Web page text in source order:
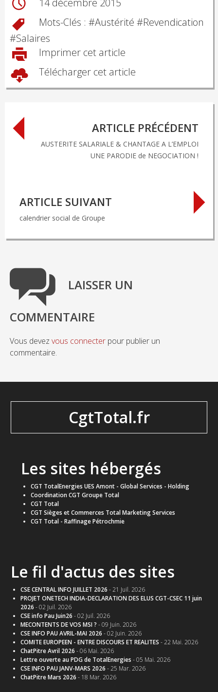
14 décembre 2015
Mots-Clés : #Austérité #Revendication
#Salaires
Imprimer cet article
Télécharger cet article
Post
navigation
ARTICLE PRÉCÉDENT
AUSTERITE SALARIALE & CHANTAGE A L’EMPLOI
UNE PARODIE de NEGOCIATION !
ARTICLE SUIVANT
calendrier social de Groupe
LAISSER UN
COMMENTAIRE
Vous devez vous connecter pour publier un
commentaire.
CgtTotal.fr
Les sites hébergés
CGT TotalEnergies UES Amont - Global Services - Holding
Coordination CGT Groupe Total
CGT Total
CGT Sièges et Commerces Total Marketing Services
CGT Total - Raffinage Pétrochmie
Le fil d'actus des sites
CSE CENTRAL INFO JUILLET 2026 - 21 Juil. 2026
PROJET ONETECH INDIA-DECLARATION DES ELUS CGT-CSEC 11 juin
2026 - 02 Juil. 2026
CSE info Pau Juin26 - 02 Juil. 2026
MECONTENTS DE VOS MSI ? - 09 Juin. 2026
CSE INFO PAU AVRIL-MAI 2026 - 02 Juin. 2026
COMITE EUROPEEN - ENTRE DISCOURS ET REALITES - 22 Mai. 2026
ChatPitre Avril 2026 - 06 Mai. 2026
Lettre ouverte au PDG de TotalEnergies - 05 Mai. 2026
CSE INFO PAU JANV-MARS 2026 - 25 Mar. 2026
ChatPitre Mars 2026 - 18 Mar. 2026